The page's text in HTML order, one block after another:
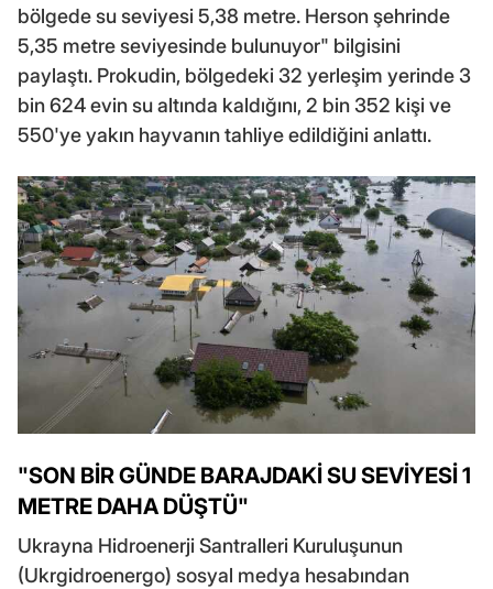
bölgede su seviyesi 5,38 metre. Herson şehrinde
5,35 metre seviyesinde bulunuyor" bilgisini
paylaştı. Prokudin, bölgedeki 32 yerleşim yerinde 3
bin 624 evin su altında kaldığını, 2 bin 352 kişi ve
550'ye yakın hayvanın tahliye edildiğini anlattı.
"SON BİR GÜNDE BARAJDAKİ SU SEVİYESİ 1
METRE DAHA DÜŞTÜ"
Ukrayna Hidroenerji Santralleri Kuruluşunun
(Ukrgidroenergo) sosyal medya hesabından